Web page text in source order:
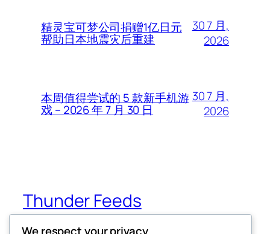
精灵宝可梦公司捐赠1亿日元
帮助日本地震灾后重建
30 7 月,
2026
本周值得尝试的 5 款新手机游
戏 – 2026 年 7 月 30 日
30 7 月,
2026
Thunder Feeds
We respect your privacy